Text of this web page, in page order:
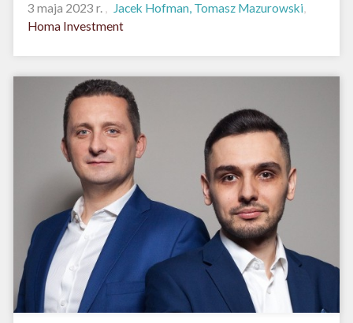
3 maja 2023 r.
Jacek Hofman, Tomasz Mazurowski
Homa Investment